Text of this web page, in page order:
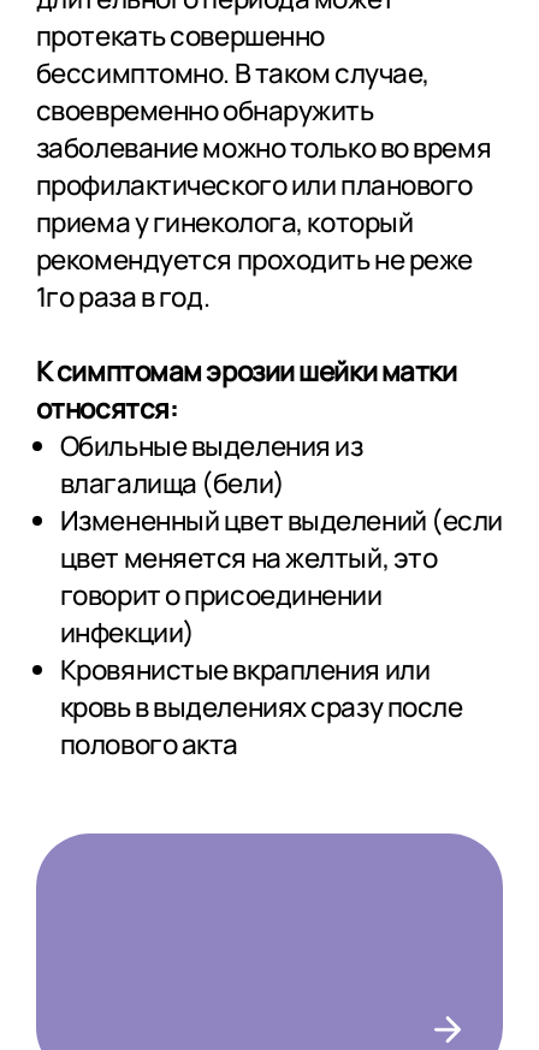
протекать совершенно
бессимптомно. В таком случае,
своевременно обнаружить
заболевание можно только во время
профилактического или планового
приема у гинеколога, который
рекомендуется проходить не реже
1го раза в год.
К симптомам эрозии шейки матки
относятся:
Обильные выделения из
влагалища (бели)
Измененный цвет выделений (если
цвет меняется на желтый, это
говорит о присоединении
инфекции)
Кровянистые вкрапления или
кровь в выделениях сразу после
полового акта